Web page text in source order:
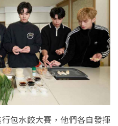
包水餃大賽，他們各自發揮